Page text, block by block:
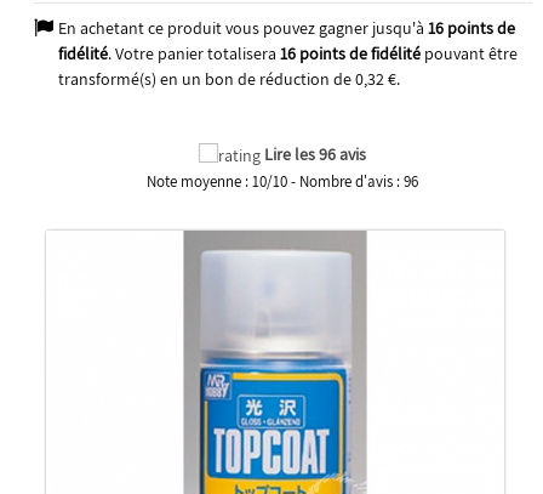
En achetant ce produit vous pouvez gagner jusqu'à 16points de
fidélité. Votre panier totalisera 16points de fidélitépouvant être
transformé(s) en un bon de réduction de0,32 €.
Lire les 96 avis
Note moyenne :10/10- Nombre d'avis :96